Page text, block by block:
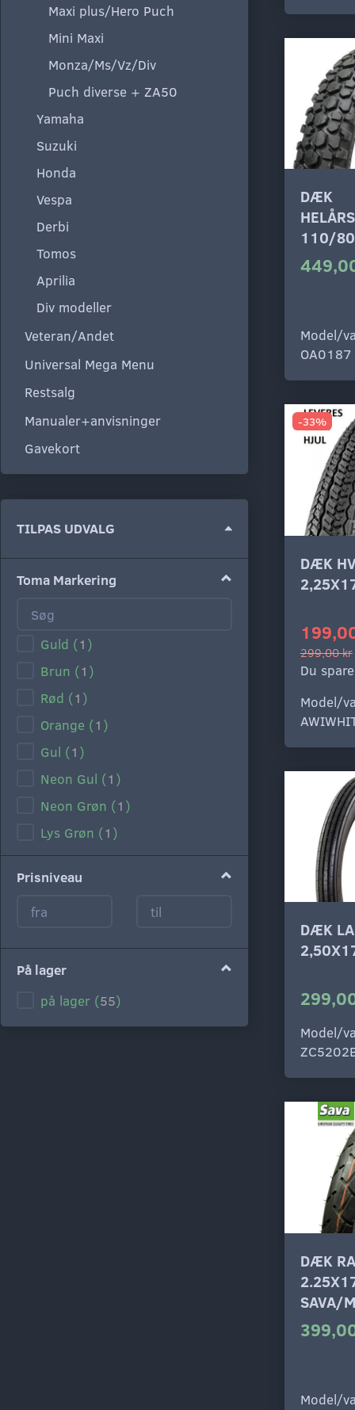
Maxi plus/Hero Puch
Mini Maxi
Monza/Ms/Vz/Div
Puch diverse + ZA50
Yamaha
Suzuki
Honda
Vespa
Derbi
Tomos
Aprilia
Div modeller
Veteran/Andet
Universal Mega Menu
Restsalg
Manualer+anvisninger
Gavekort
TILPAS UDVALG
Toma Markering
Guld (1 )
Brun (1 )
Rød (1 )
Orange (1 )
Gul (1 )
Neon Gul (1 )
Neon Grøn (1 )
Lys Grøn (1 )
Mørk Grøn(1)
Lys Blå
Blå
Lyserød
Hvid(1)
Prisniveau
På lager
på lager (55)
DÆK
110/
Model/
OA0187
-33%
DÆK
299,00 kr
Du
Model/
DÆK
Model/
DÆK
SAVA/
Model/